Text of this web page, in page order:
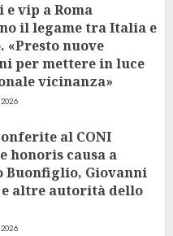
vip a Roma
il legame tra Italia e
«Presto nuove
per mettere in luce
vicinanza»
al CONI
honoris causa a
Buonfiglio, Giovanni
e altre autorità dello